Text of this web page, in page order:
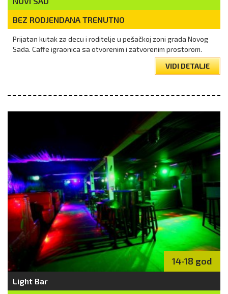
BEZ RODJENDANA TRENUTNO
Prijatan kutak za decu i roditelje u pešačkoj zoni grada Novog
Sada. Caffe igraonica sa otvorenim i zatvorenim prostorom.
VIDI DETALJE
14-18 god
Light Bar